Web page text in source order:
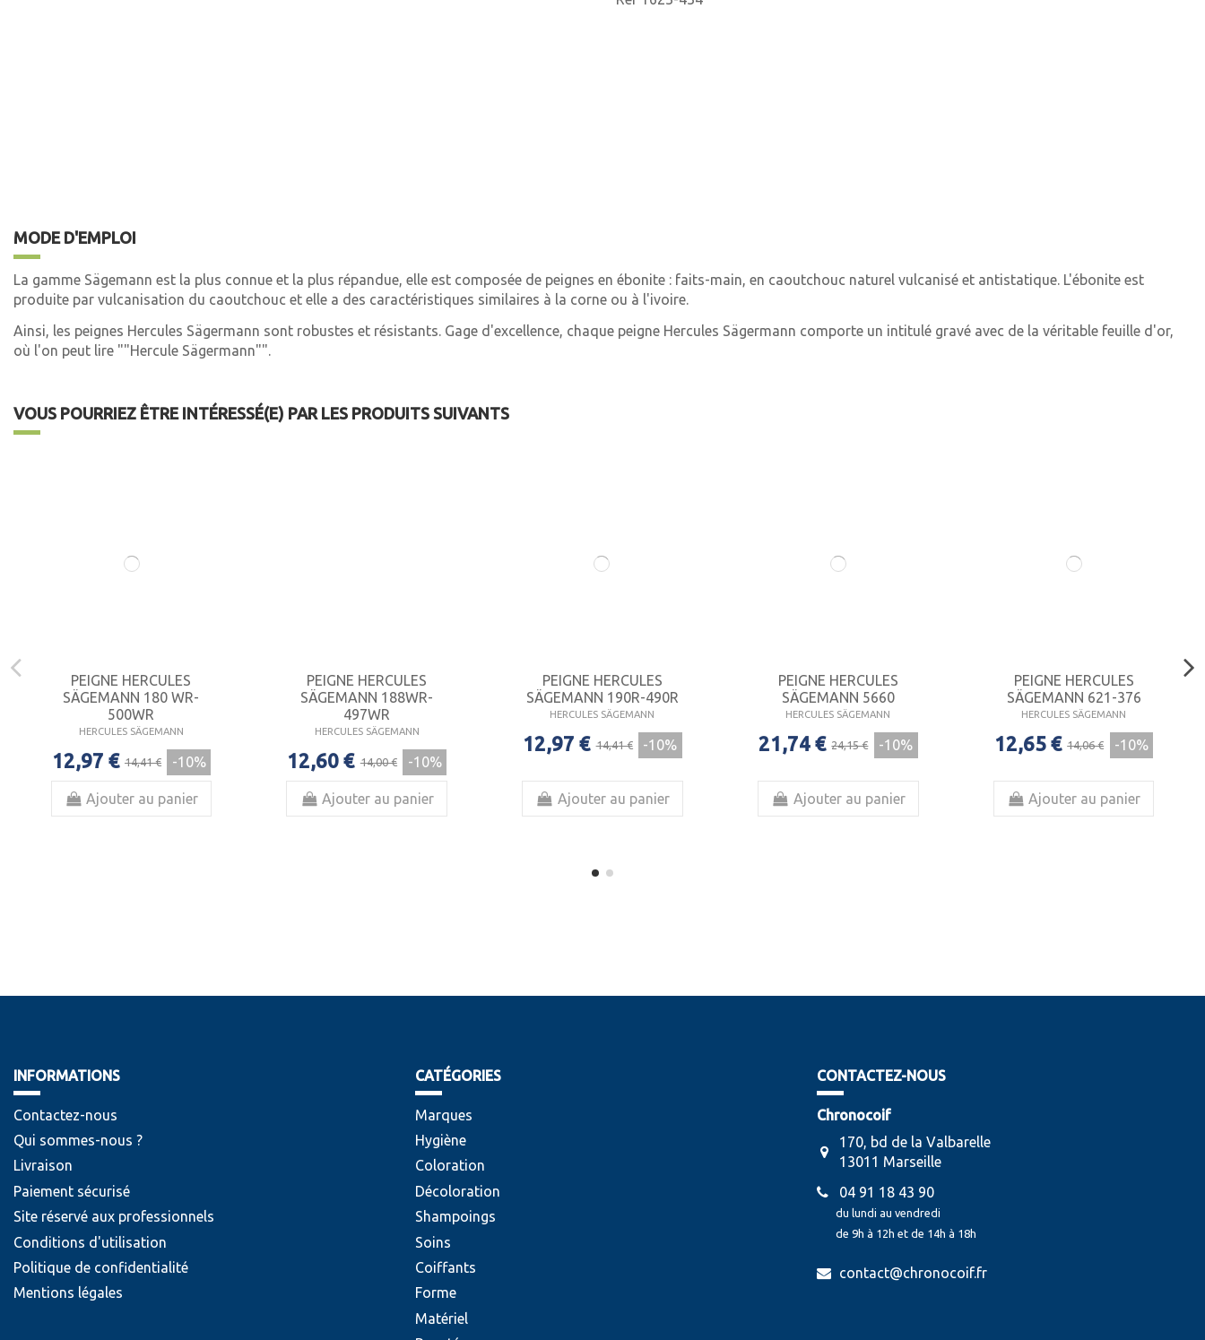
MODE D'EMPLOI
La gamme Sägemann est la plus connue et la plus répandue, elle est composée de peignes en ébonite : faits-main, en caoutchouc naturel vulcanisé et antistatique. L'ébonite est
produite par vulcanisation du caoutchouc et elle a des caractéristiques similaires à la corne ou à l'ivoire.
Ainsi, les peignes Hercules Sägermann sont robustes et résistants. Gage d'excellence, chaque peigne Hercules Sägermann comporte un intitulé gravé avec de la véritable feuille d'or,
où l'on peut lire ""Hercule Sägermann"".
VOUS POURRIEZ ÊTRE INTÉRESSÉ(E) PAR LES PRODUITS SUIVANTS
PEIGNE HERCULES
SÄGEMANN 180 WR-
500WR
HERCULES SÄGEMANN
12,97 € 14,41 € -10%
Ajouter au panier
PEIGNE HERCULES
SÄGEMANN 188WR-
497WR
HERCULES SÄGEMANN
12,60 € 14,00 € -10%
Ajouter au panier
PEIGNE HERCULES
SÄGEMANN 190R-490R
HERCULES SÄGEMANN
12,97 € 14,41 € -10%
Ajouter au panier
PEIGNE HERCULES
SÄGEMANN 5660
HERCULES SÄGEMANN
21,74 € 24,15 € -10%
Ajouter au panier
PEIGNE HERCULES
SÄGEMANN 621-376
HERCULES SÄGEMANN
12,65 € 14,06 € -10%
Ajouter au panier
INFORMATIONS
Contactez-nous
Qui sommes-nous ?
Livraison
Paiement sécurisé
Site réservé aux professionnels
Conditions d'utilisation
Politique de confidentialité
Mentions légales
CATÉGORIES
Marques
Hygiène
Coloration
Décoloration
Shampoings
Soins
Coiffants
Forme
Matériel
CONTACTEZ-NOUS
Chronocoif
170, bd de la Valbarelle
13011 Marseille
04 91 18 43 90
du lundi au vendredi
de 9h à 12h et de 14h à 18h
contact@chronocoif.fr